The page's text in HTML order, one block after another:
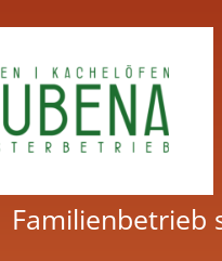
Familienbetrieb